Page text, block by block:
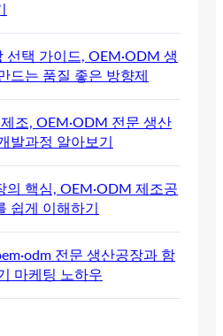
선택 가이드, OEM·ODM 생
드는 품질 좋은 방향제
조, OEM·ODM 전문 생산
발과정 알아보기
의 핵심, OEM·ODM 제조공
쉽게 이해하기
전문 생산공장과 함
마케팅 노하우